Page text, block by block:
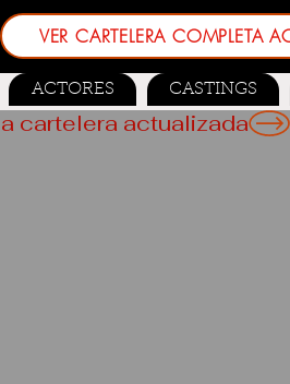
VER CARTELERA COMPLETA
ACTORES CASTINGS
cartelera actualizada